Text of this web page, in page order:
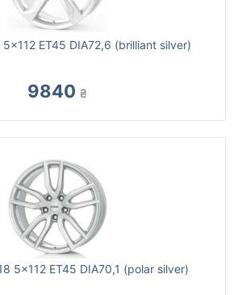
ET45 DIA72,6 (brilliant silver)
9840 ₴
5x112 ET45 DIA70,1 (polar silver)